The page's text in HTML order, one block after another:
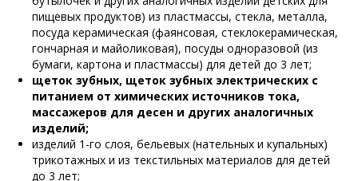
пищевых продуктов) из пластмассы, стекла, металла,
посуда керамическая (фаянсовая, стеклокерамическая,
гончарная и майоликовая), посуды одноразовой (из
бумаги, картона и пластмассы) для детей до 3 лет;
щеток зубных, щеток зубных электрических с
питанием от химических источников тока,
массажеров для десен и других аналогичных
изделий;
изделий 1-го слоя, бельевых (нательных и купальных)
трикотажных и из текстильных материалов для детей
до 3 лет;